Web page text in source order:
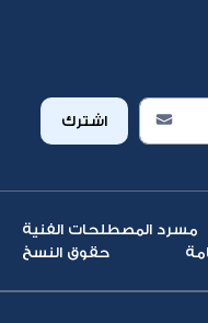
اشترك
مسرد المصطلحات الفنية
حقوق النسخ